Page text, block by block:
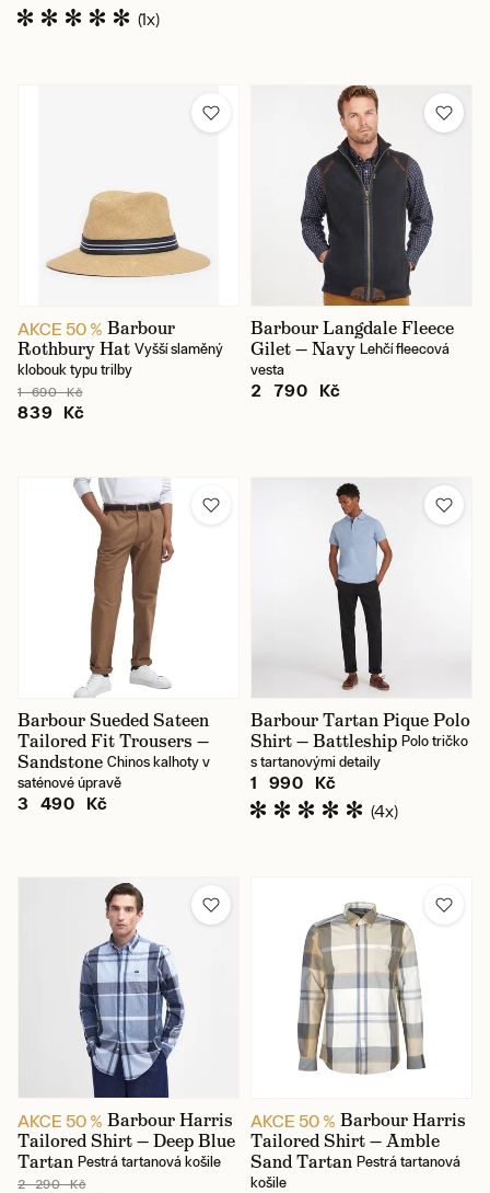
(1x)
AKCE 50 % Barbour
Rothbury Hat Vyšší slaměný
klobouk typu trilby
1 690 Kč
839 Kč
Barbour Langdale Fleece
Gilet — Navy Lehčí fleecová
vesta
2 790 Kč
Barbour Sueded Sateen
Tailored Fit Trousers —
Sandstone Chinos kalhoty v
saténové úpravě
3 490 Kč
Barbour Tartan Pique Polo
Shirt — Battleship Polo tričko
s tartanovými detaily
1 990 Kč
(4x)
AKCE 50 % Barbour Harris
Tailored Shirt — Deep Blue
Tartan Pestrá tartanová košile
2 290 Kč
AKCE 50 % Barbour Harris
Tailored Shirt — Amble
Sand Tartan Pestrá tartanová
košile